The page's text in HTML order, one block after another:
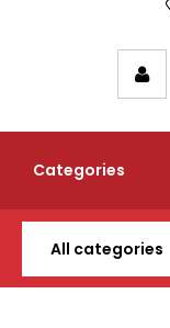
Categories